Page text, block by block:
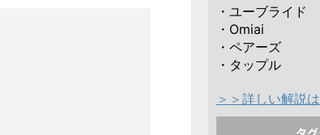
・ユーブライド
・Omiai
・ペアーズ
・タップル
＞＞詳しい解説は